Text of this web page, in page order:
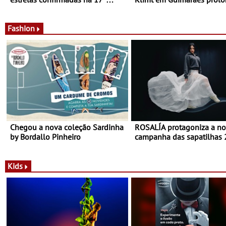
Fashion
Chegou a nova coleção Sardinha
by Bordallo Pinheiro
ROSALÍA protagoniza a
campanha das sapatilhas
Kids